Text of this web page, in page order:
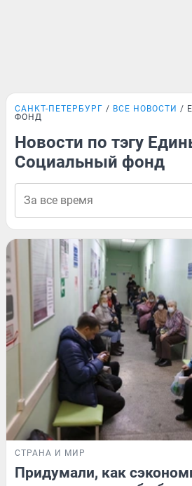
САНКТ-ПЕТЕРБУРГ ВСЕ НОВОСТИ
ФОНД
Новости по тэгу
Социальный фонд
СТРАНА И МИР
Придумали, как